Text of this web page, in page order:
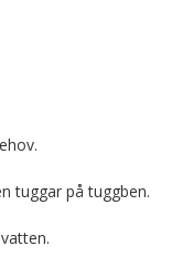
tuggar på tuggben.